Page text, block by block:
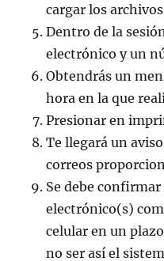
cargar los
Dentro de la
electrónico y un
Obtendrás un
hora en la que
Presionar en
Te llegará un
correos
Se debe
electrónico(s)
celular en un
no ser así el